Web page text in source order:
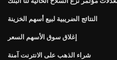
النتائج الضريبية لبيع أسهم الخزينة
إغلاق سوق الأسهم السعر
شراء الذهب على الانترنت آمنة